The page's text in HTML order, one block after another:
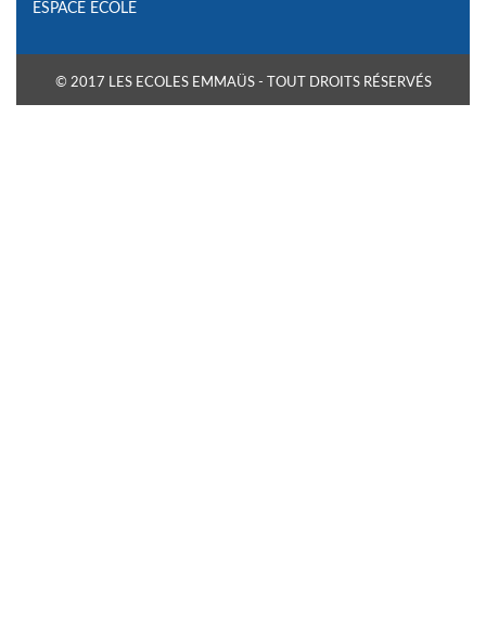
ESPACE ECOLE
© 2017 LES ECOLES EMMAÜS - TOUT DROITS RÉSERVÉS